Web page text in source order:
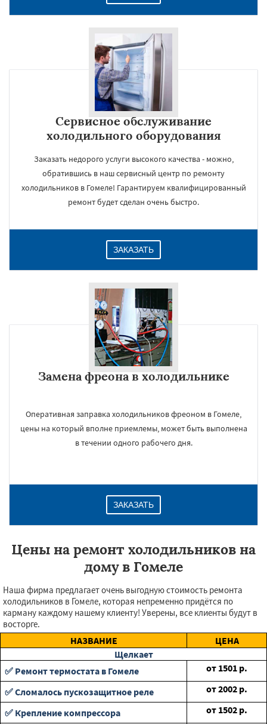
Сервисное обслуживание
холодильного оборудования
Заказать недорого услуги высокого качества - можно,
обратившись в наш сервисный центр по ремонту
холодильников в Гомеле! Гарантируем квалифицированный
ремонт будет сделан очень быстро.
ЗАКАЗАТЬ
Замена фреона в холодильнике
Оперативная заправка холодильников фреоном в Гомеле,
цены на который вполне приемлемы, может быть выполнена
в течении одного рабочего дня.
ЗАКАЗАТЬ
Цены на ремонт холодильников на
дому в Гомеле
Наша фирма предлагает очень выгодную стоимость ремонта
холодильников в Гомеле, которая непременно придётся по
карману каждому нашему клиенту! Уверены, все клиенты будут в
восторге.
НАЗВАНИЕ
ЦЕНА
Щелкает
✅ Ремонт термостата в Гомеле
от 1501 р.
✅ Сломалось пускозащитное реле
от2002 р.
✅ Крепление компрессора
от 1502 р.